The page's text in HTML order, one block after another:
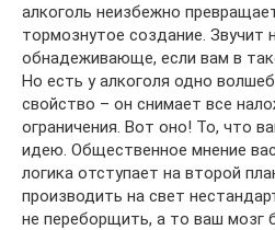
алкоголь неизбежно
тормознутое создание. Звучит
обнадеживающе, если вам в
Но есть у алкоголя одно
свойство – он снимает все
ограничения. Вот оно! То, что
идею. Общественное мнение
логика отступает на второй
производить на свет
не переборщить, а то ваш мозг